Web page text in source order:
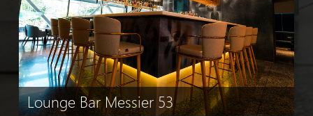
Lounge Bar Messier 53